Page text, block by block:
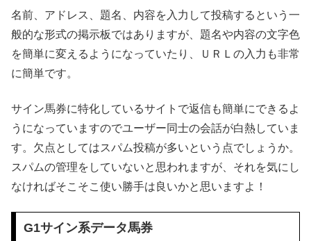
名前、アドレス、題名、内容を入力して投稿するという一
般的な形式の掲示板ではありますが、題名や内容の文字色
を簡単に変えるようになっていたり、ＵＲＬの入力も非常
に簡単です。
サイン馬券に特化しているサイトで返信も簡単にできるよ
うになっていますのでユーザー同士の会話が白熱していま
す。欠点としてはスパム投稿が多いという点でしょうか。
スパムの管理をしていないと思われますが、それを気にし
なければそこそこ使い勝手は良いかと思いますよ！
G1サイン系データ馬券